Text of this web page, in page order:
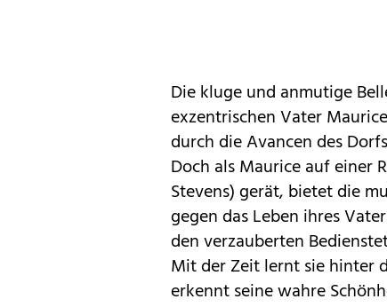
Die kluge und anmutige
exzentrischen Vater
durch die Avancen des
Doch als Maurice auf einer
Stevens) gerät, bietet die
gegen das Leben ihres
den verzauberten
Mit der Zeit lernt sie hinter
erkennt seine wahre